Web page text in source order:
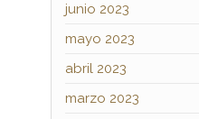
junio 2023
mayo 2023
abril 2023
marzo 2023